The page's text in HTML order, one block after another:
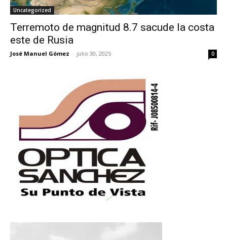
Uncategorized
Terremoto de magnitud 8.7 sacude la costa
este de Rusia
José Manuel Gómez - julio 30, 2025 0